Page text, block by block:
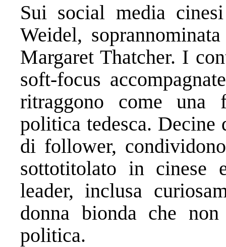
Sui social media
Weidel,
Margaret Thatcher. I
soft-focus
ritraggono come una
politica tedesca.
di follower,
sottotitolato in cinese
leader, inclusa
donna bionda che
politica.